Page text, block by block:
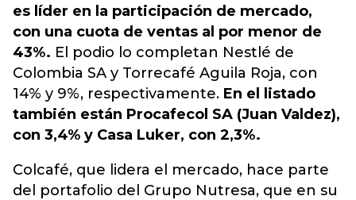
es líder en la participación de mercado,
con una cuota de ventas al por menor de
43%. El podio lo completan Nestlé de
Colombia SA y Torrecafé Aguila Roja, con
14% y 9%, respectivamente. En el listado
también están Procafecol SA (Juan Valdez),
con 3,4% y Casa Luker, con 2,3%.
Colcafé, que lidera el mercado, hace parte
del portafolio del Grupo Nutresa, que en su